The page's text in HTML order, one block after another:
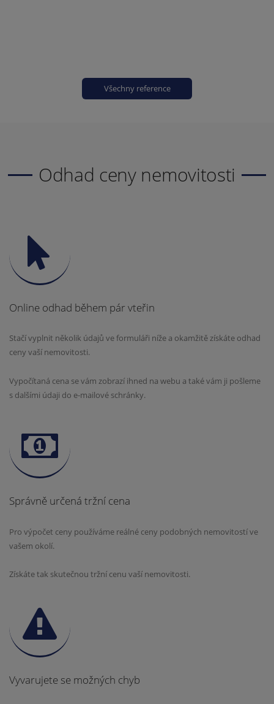
Všechny reference
Odhad ceny nemovitosti
Online odhad během pár vteřin
Stačí vyplnit několik údajů ve formuláři níže a okamžitě získáte odhad
ceny vaší nemovitosti.
Vypočítaná cena se vám zobrazí ihned na webu a také vám ji pošleme
s dalšími údaji do e-mailové schránky.
Správně určená tržní cena
Pro výpočet ceny používáme reálné ceny podobných nemovitostí ve
vašem okolí.
Získáte tak skutečnou tržní cenu vaší nemovitosti.
Vyvarujete se možných chyb